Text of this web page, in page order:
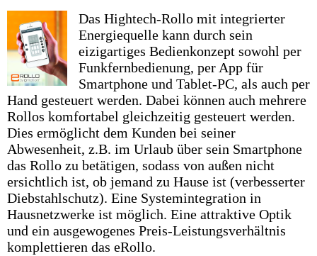
Das Hightech-Rollo mit integrierter
Energiequelle kann durch sein
eizigartiges Bedienkonzept sowohl per
Funkfernbedienung, per App für
Smartphone und Tablet-PC, als auch per
Hand gesteuert werden. Dabei können auch mehrere
Rollos komfortabel gleichzeitig gesteuert werden.
Dies ermöglicht dem Kunden bei seiner
Abwesenheit, z.B. im Urlaub über sein Smartphone
das Rollo zu betätigen, sodass von außen nicht
ersichtlich ist, ob jemand zu Hause ist (verbesserter
Diebstahlschutz). Eine Systemintegration in
Hausnetzwerke ist möglich. Eine attraktive Optik
und ein ausgewogenes Preis-Leistungsverhältnis
komplettieren das eRollo.